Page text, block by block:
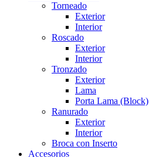
Torneado
Exterior
Interior
Roscado
Exterior
Interior
Tronzado
Exterior
Lama
Porta Lama (Block)
Ranurado
Exterior
Interior
Broca con Inserto
Accesorios